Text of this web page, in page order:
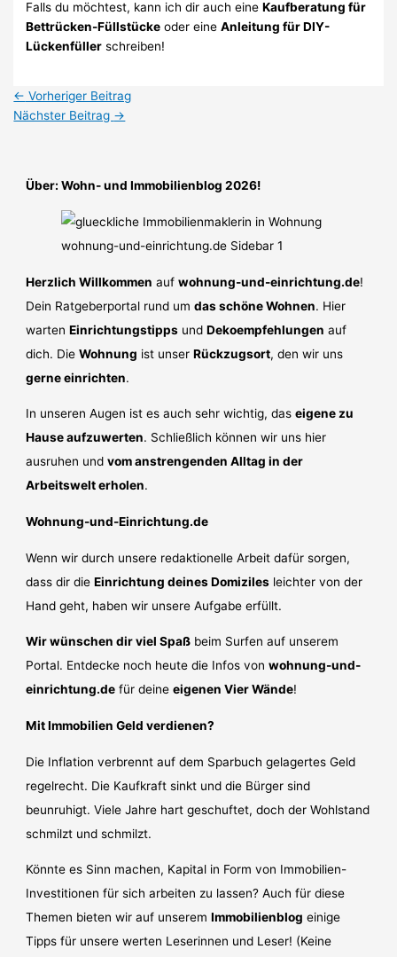
Falls du möchtest, kann ich dir auch eineKaufberatung für
Bettrücken-Füllstücke oder eineAnleitung für DIY-
Lückenfüller schreiben!
← Vorheriger Beitrag
Nächster Beitrag →
Über: Wohn- und Immobilienblog 2026!
Herzlich Willkommen aufwohnung-und-einrichtung.de!
Dein Ratgeberportal rund umdas schöne Wohnen. Hier
wartenEinrichtungstipps undDekoempfehlungen auf
dich. DieWohnung ist unserRückzugsort, den wir uns
gerne einrichten.
In unseren Augen ist es auch sehr wichtig, daseigene zu
Hause aufzuwerten. Schließlich können wir uns hier
ausruhen undvom anstrengenden Alltag in der
Arbeitswelt erholen.
Wohnung-und-Einrichtung.de
Wenn wir durch unsere redaktionelle Arbeit dafür sorgen,
dass dir dieEinrichtung deines Domiziles leichter von der
Hand geht, haben wir unsere Aufgabe erfüllt.
Wir wünschen dir viel Spaß beim Surfen auf unserem
Portal. Entdecke noch heute die Infos vonwohnung-und-
einrichtung.de für deineeigenen Vier Wände!
Mit Immobilien Geld verdienen?
Die Inflation verbrennt auf dem Sparbuch gelagertes Geld
regelrecht. Die Kaufkraft sinkt und die Bürger sind
beunruhigt. Viele Jahre hart geschuftet, doch der Wohlstand
schmilzt und schmilzt.
Könnte es Sinn machen, Kapital in Form von Immobilien-
Investitionen für sich arbeiten zu lassen? Auch für diese
Themen bieten wir auf unseremImmobilienblog einige
Tipps für unsere werten Leserinnen und Leser! (Keine